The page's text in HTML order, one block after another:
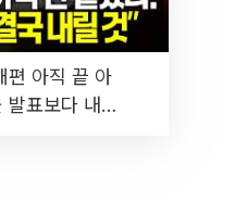
편 아직 끝 아
발표보다 내릴